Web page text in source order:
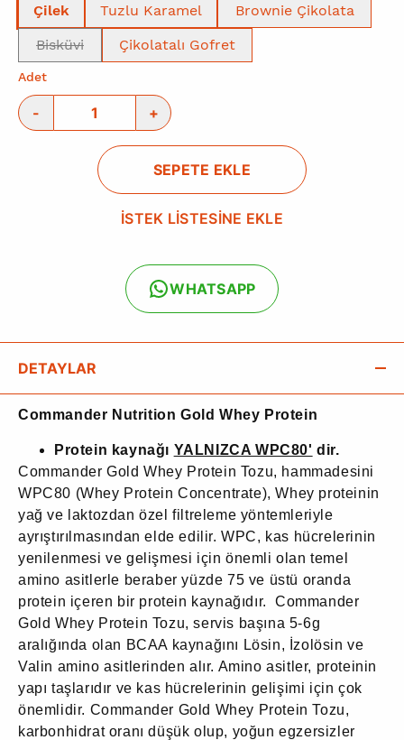
Çilek Tuzlu Karamel
Brownie Çikolata
Bisküvi
Çikolatalı Gofret
Adet
- +
SEPETE EKLE
İSTEK LİSTESİNE EKLE
WHATSAPP
DETAYLAR
Commander Nutrition Gold Whey Protein
Protein kaynağı YALNIZCA WPC80' dir.
Commander Gold Whey Protein Tozu, hammadesini
WPC80 (Whey Protein Concentrate), Whey proteinin
yağ ve laktozdan özel filtreleme yöntemleriyle
ayrıştırılmasından elde edilir. WPC, kas hücrelerinin
yenilenmesi ve gelişmesi için önemli olan temel
amino asitlerle beraber yüzde 75 ve üstü oranda
protein içeren bir protein kaynağıdır. Commander
Gold Whey Protein Tozu, servis başına 5-6g
aralığında olan BCAA kaynağını Lösin, İzolösin ve
Valin amino asitlerinden alır. Amino asitler, proteinin
yapı taşlarıdır ve kas hücrelerinin gelişimi için çok
önemlidir. Commander Gold Whey Protein Tozu,
karbonhidrat oranı düşük olup, yoğun egzersizler